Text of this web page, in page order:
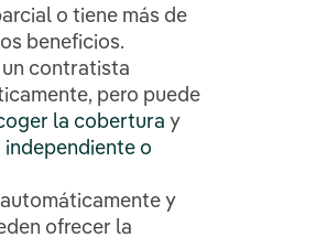
o tiene más de
beneficios.
un contratista
pero puede
la cobertura y
o
y
ofrecer la